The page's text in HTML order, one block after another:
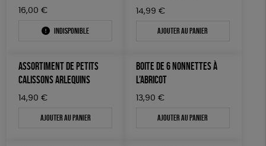
HOMMES
ENFANTS
BEAUTÉ
MAISON
PAPETERIE
Nouveauté
Prix : du - cher au + cher
50 € - 100 €
150 € - 200 €
Plus de 200€
Couleur
Mots clés
Fabriqué en France Agriculture Biologique
Fairtrade Biodégradable
Fabrication artisanale Oeko-Tex
16,00 €
Indisponible
14,99 €
Ajouter au panier
ASSORTIMENT DE PETITS
CALISSONS ARLEQUINS
14,90 €
Ajouter au panier
BOITE DE 6 NONNETTES À
L’ABRICOT
13,90 €
Ajouter au panier